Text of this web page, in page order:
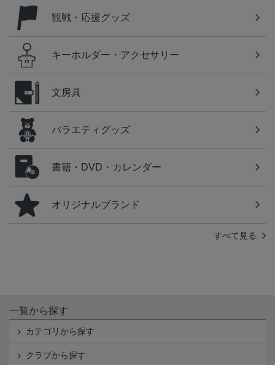
観戦・応援グッズ
キーホルダー・アクセサリー
文房具
バラエティグッズ
書籍・DVD・カレンダー
オリジナルブランド
すべて見る
一覧から探す
カテゴリから探す
クラブから探す